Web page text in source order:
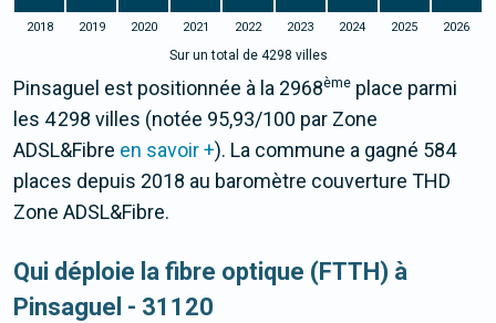
2018 2019 2020 2021 2022 2023 2024 2025 2026
Sur un total de 4298 villes
Pinsaguel est positionnée à la 2968ème place parmi
les 4 298 villes (notée 95,93/100 par Zone
ADSL&Fibre en savoir +). La commune a gagné 584
places depuis 2018 au baromètre couverture THD
Zone ADSL&Fibre.
Qui déploie la fibre optique (FTTH) à
Pinsaguel - 31120